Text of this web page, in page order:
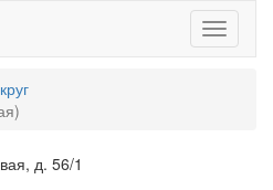
Toggle
д. 56/1